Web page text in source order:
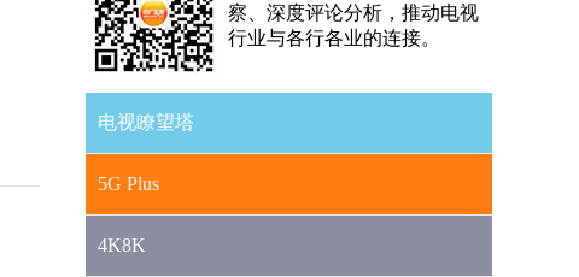
察、深度评论分析，推动电视
行业与各行各业的连接。
电视瞭望塔
5G Plus
4K8K